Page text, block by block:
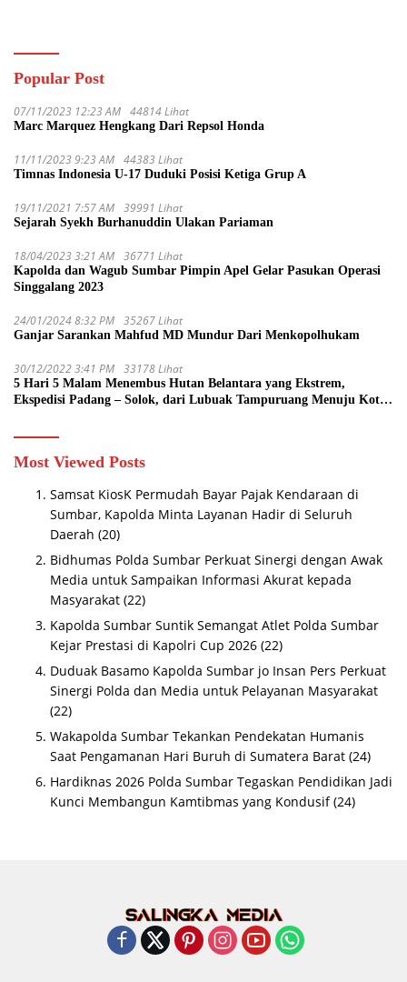
Popular Post
07/11/2023 12:23 AM 44814 Lihat
Marc Marquez Hengkang Dari Repsol Honda
11/11/2023 9:23 AM 44383 Lihat
Timnas Indonesia U-17 Duduki Posisi Ketiga Grup A
19/11/2021 7:57 AM 39991 Lihat
Sejarah Syekh Burhanuddin Ulakan Pariaman
18/04/2023 3:21 AM 36771 Lihat
Kapolda dan Wagub Sumbar Pimpin Apel Gelar Pasukan Operasi
Singgalang 2023
24/01/2024 8:32 PM 35267 Lihat
Ganjar Sarankan Mahfud MD Mundur Dari Menkopolhukam
30/12/2022 3:41 PM 33178 Lihat
5 Hari 5 Malam Menembus Hutan Belantara yang Ekstrem,
Ekspedisi Padang – Solok, dari Lubuak Tampuruang Menuju Koto
Most Viewed Posts
Samsat KiosK Permudah Bayar Pajak Kendaraan di
Sumbar, Kapolda Minta Layanan Hadir di Seluruh
Daerah (20)
Bidhumas Polda Sumbar Perkuat Sinergi dengan Awak
Media untuk Sampaikan Informasi Akurat kepada
Masyarakat (22)
Kapolda Sumbar Suntik Semangat Atlet Polda Sumbar
Kejar Prestasi di Kapolri Cup 2026 (22)
Duduak Basamo Kapolda Sumbar jo Insan Pers Perkuat
Sinergi Polda dan Media untuk Pelayanan Masyarakat
(22)
Wakapolda Sumbar Tekankan Pendekatan Humanis
Saat Pengamanan Hari Buruh di Sumatera Barat (24)
Hardiknas 2026 Polda Sumbar Tegaskan Pendidikan Jadi
Kunci Membangun Kamtibmas yang Kondusif (24)